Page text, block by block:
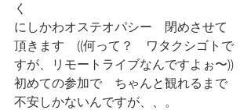
く
にしかわオステオパシー　閉めさせて
頂きます　((何って？　ワタクシゴトで
すが、リモートライブなんですよぉ〜))
初めての参加で　ちゃんと観れるまで
不安しかないんですが、、。